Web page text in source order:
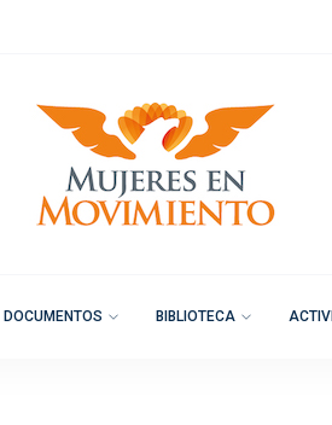
DOCUMENTOS BIBLIOTECA